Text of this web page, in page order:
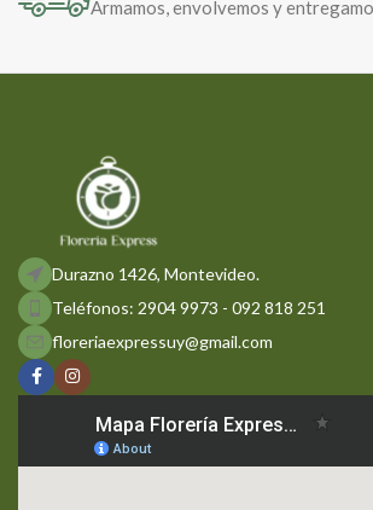
Armamos, envolvemos y
Durazno 1426, Montevideo.
Teléfonos: 2904 9973 - 092 818 251
floreriaexpressuy@gmail.com